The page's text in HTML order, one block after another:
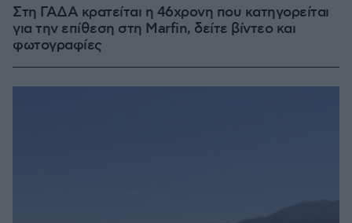
Στη ΓΑΔΑ κρατείται η 46χρονη που κατηγορείται
για την επίθεση στη Marfin, δείτε βίντεο και
φωτογραφίες